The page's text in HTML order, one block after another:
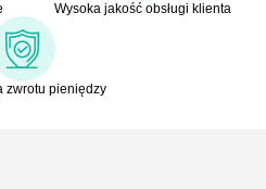
Wysoka jakość obsługi klienta
zwrotu pieniędzy